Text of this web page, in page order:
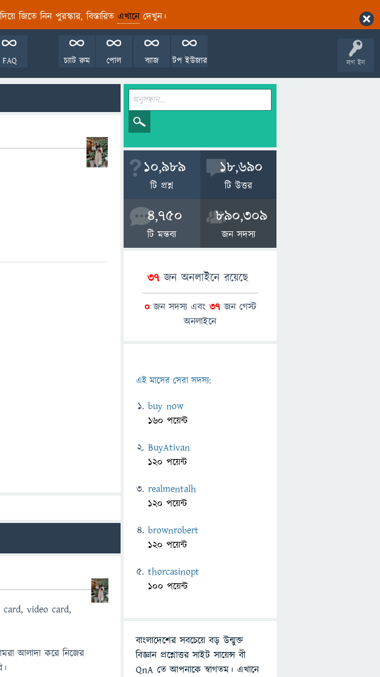
জিতে নিন পুরস্কার, বিস্তারিত এখানেদেখুন।
লগ ইন
FAQ টপ ইউজার
ব্যাজ
পোল
চ্যাট রুম
card, video card,
আলাদা করে নিজের
10,989
টি প্রশ্ন
18,690
টি উত্তর
4,750
টি মন্তব্য
890,309
জন সদস্য
37জন অনলাইনে রয়েছে
0জন সদস্য এবং 37জন গেস্ট
অনলাইনে
এই মাসের সেরা সদস্য:
buy now
160 পয়েন্ট
BuyAtivan
120 পয়েন্ট
realmentalh
120 পয়েন্ট
brownrobert
120 পয়েন্ট
thorcasinopt
100 পয়েন্ট
বাংলাদেশের সবচেয়ে বড় উন্মুক্ত
বিজ্ঞান প্রশ্নোত্তর সাইট সায়েন্স বী
QnA তে আপনাকে স্বাগতম। এখানে